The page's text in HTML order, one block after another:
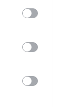
sida
för alla
du ska
Läs mer